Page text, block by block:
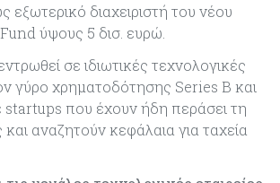
εξωτερικό διαχειριστή του νέου
ύψους 5 δισ. ευρώ.
σε ιδιωτικές τεχνολογικές
γύρο χρηματοδότησης Series B και
που έχουν ήδη περάσει τη
αναζητούν κεφάλαια για ταχεία